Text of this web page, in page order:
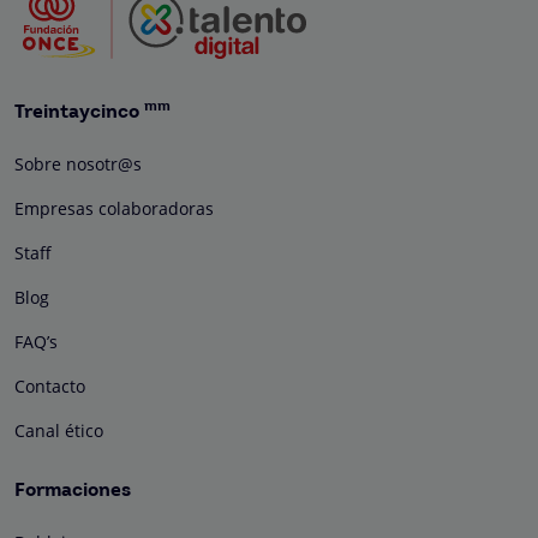
Treintaycinco mm
Sobre nosotr@s
Empresas colaboradoras
Staff
Blog
FAQ’s
Contacto
Canal ético
Formaciones